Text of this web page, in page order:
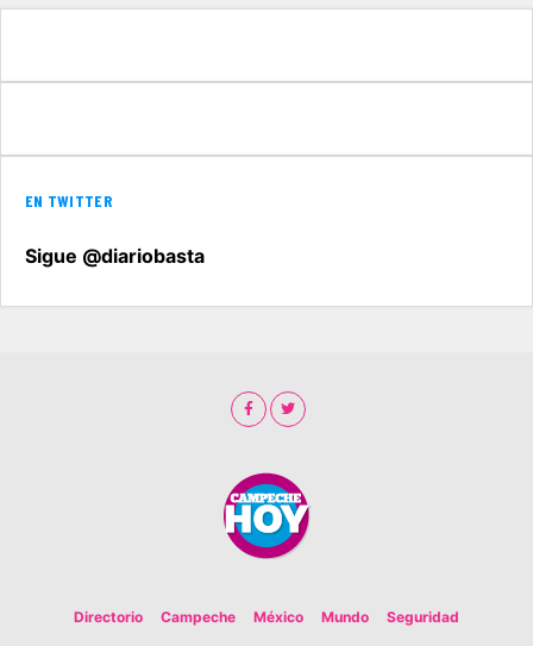
EN TWITTER
Sigue @diariobasta
Directorio Campeche México Mundo Seguridad